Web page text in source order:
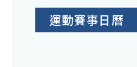
運動賽事日曆